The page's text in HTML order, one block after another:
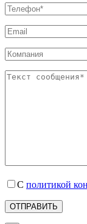
С политикой